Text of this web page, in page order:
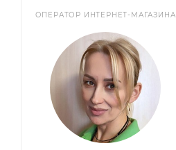
ОПЕРАТОР ИНТЕРНЕТ-МАГАЗИНА